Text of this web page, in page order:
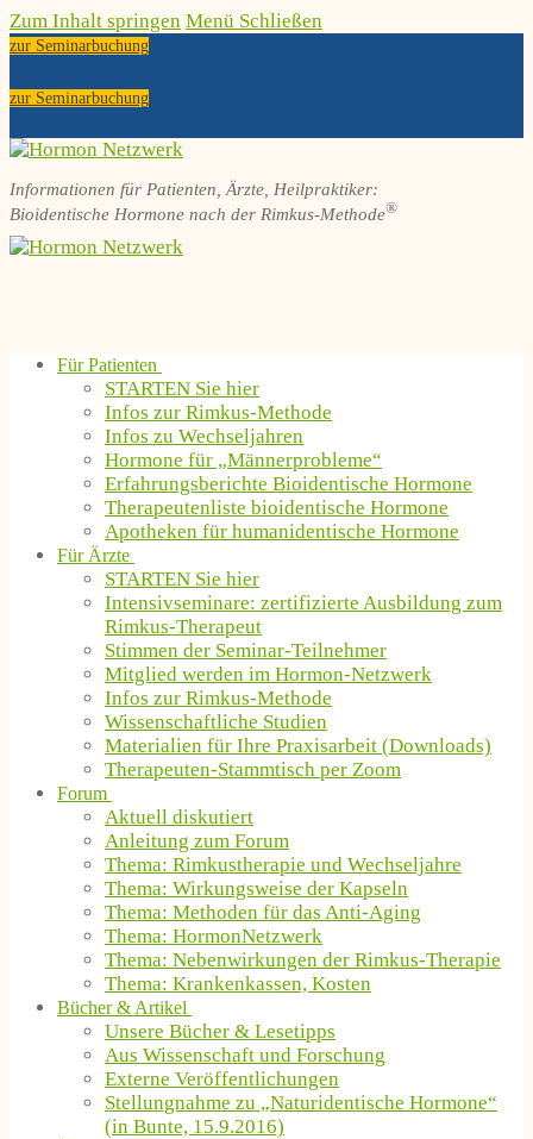
Zum Inhalt springen Menü Schließen
zur Seminarbuchung
zur Seminarbuchung
Informationen für Patienten, Ärzte, Heilpraktiker:
Bioidentische Hormone nach der Rimkus-Methode®
Für Patienten
STARTEN Sie hier
Infos zur Rimkus-Methode
Infos zu Wechseljahren
Hormone für „Männerprobleme“
Erfahrungsberichte Bioidentische Hormone
Therapeutenliste bioidentische Hormone
Apotheken für humanidentische Hormone
Für Ärzte
STARTEN Sie hier
Intensivseminare: zertifizierte Ausbildung zum
Rimkus-Therapeut
Stimmen der Seminar-Teilnehmer
Mitglied werden im Hormon-Netzwerk
Infos zur Rimkus-Methode
Wissenschaftliche Studien
Materialien für Ihre Praxisarbeit (Downloads)
Therapeuten-Stammtisch per Zoom
Forum
Aktuell diskutiert
Anleitung zum Forum
Thema: Rimkustherapie und Wechseljahre
Thema: Wirkungsweise der Kapseln
Thema: Methoden für das Anti-Aging
Thema: HormonNetzwerk
Thema: Nebenwirkungen der Rimkus-Therapie
Thema: Krankenkassen, Kosten
Bücher & Artikel
Unsere Bücher & Lesetipps
Aus Wissenschaft und Forschung
Externe Veröffentlichungen
Stellungnahme zu „Naturidentische Hormone“
(in Bunte, 15.9.2016)